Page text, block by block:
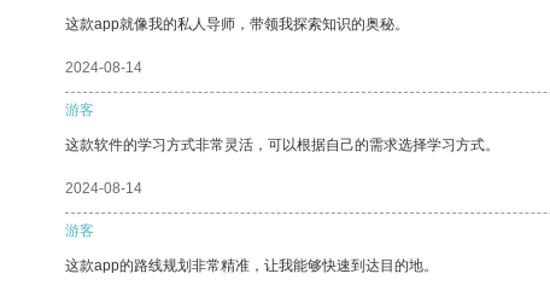
这款app就像我的私人导师，带领我探索知识的奥秘。
2024-08-14
游客
这款软件的学习方式非常灵活，可以根据自己的需求选择学习方式。
2024-08-14
游客
这款app的路线规划非常精准，让我能够快速到达目的地。